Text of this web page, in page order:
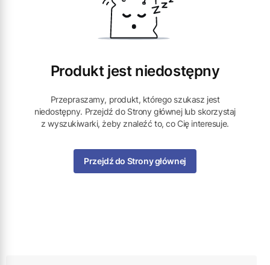
Produkt jest niedostępny
Przepraszamy, produkt, którego szukasz jest
niedostępny. Przejdź do Strony głównej lub skorzystaj
z wyszukiwarki, żeby znaleźć to, co Cię interesuje.
Przejdź do Strony głównej